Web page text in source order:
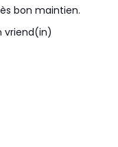
bon maintien.
vriend(in)